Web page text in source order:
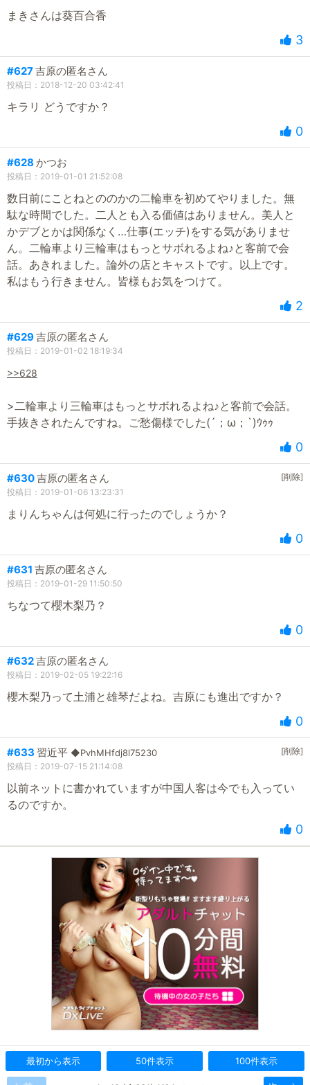
まきさんは葵百合香
3
#627吉原の匿名さん
投稿日：2018-12-20 03:42:41
キラリ どうですか？
0
#628 かつお
投稿日：2019-01-01 21:52:08
数日前にことねとののかの二輪車を初めてやりました。無
駄な時間でした。二人とも入る価値はありません。美人と
かデブとかは関係なく…仕事(エッチ)をする気がありませ
ん。二輪車より三輪車はもっとサボれるよね♪と客前で会
話。あきれました。論外の店とキャストです。以上です。
私はもう行きません。皆様もお気をつけて。
2
#629吉原の匿名さん
投稿日：2019-01-02 18:19:34
>>628
>二輪車より三輪車はもっとサボれるよね♪と客前で会話。
手抜きされたんですね。ご愁傷様でした(´；ω；`)ｳｩｩ
0
#630吉原の匿名さん
[削除]
投稿日：2019-01-06 13:23:31
まりんちゃんは何処に行ったのでしょうか？
0
#631 吉原の匿名さん
投稿日：2019-01-29 11:50:50
ちなつて櫻木梨乃？
0
#632吉原の匿名さん
投稿日：2019-02-05 19:22:16
櫻木梨乃って土浦と雄琴だよね。吉原にも進出ですか？
0
#633 習近平 ◆PvhMHfdj8l75230
[削除]
投稿日：2019-07-15 21:14:08
以前ネットに書かれていますが中国人客は今でも入ってい
るのですか。
0
最初から表示 50件表示 100件表示